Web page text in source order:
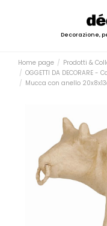
Decorazione,
Home page
Prodotti &
OGGETTI DA DECORARE -
Mucca con anello